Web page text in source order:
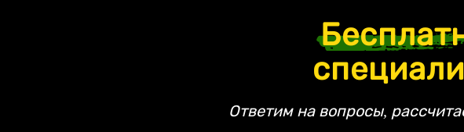
Ответим на вопросы,